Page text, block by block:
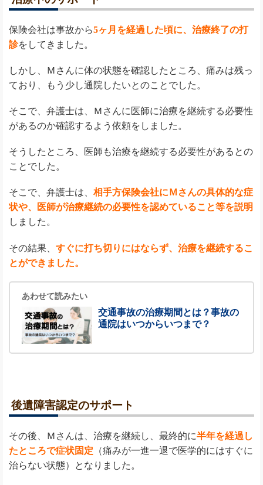
保険会社は事故から5ヶ月を経過した頃に、治療終了の打
診をしてきました。
しかし、Ｍさんに体の状態を確認したところ、痛みは残っ
ており、もう少し通院したいとのことでした。
そこで、弁護士は、Ｍさんに医師に治療を継続する必要性
があるのか確認するよう依頼をしました。
そうしたところ、医師も治療を継続する必要性があるとの
ことでした。
そこで、弁護士は、 相手方保険会社にＭさんの具体的な症
状や、医師が治療継続の必要性を認めていること等を説明
しました。
その結果、 すぐに打ち切りにはならず、治療を継続するこ
とができました。
あわせて読みたい
交通事故の治療期間とは？事故の
通院はいつからいつまで？
後遺障害認定のサポート
その後、Ｍさんは、治療を継続し、最終的に半年を経過し
たところで症状固定 （痛みが一進一退で医学的にはすぐに
治らない状態）となりました。